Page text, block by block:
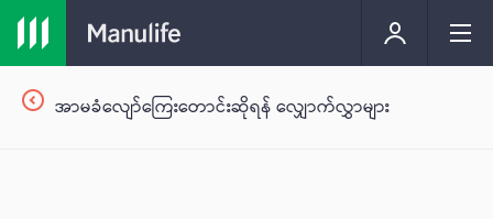
အာမခံလျော်ကြေးတောင်းဆိုရန် လျှောက်လွှာများ